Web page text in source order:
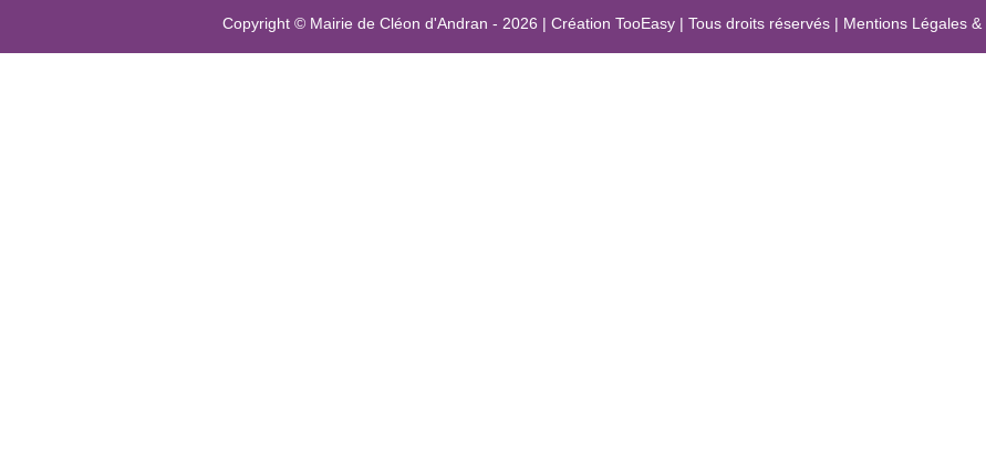
Copyright © Mairie de Cléon d'Andran - 2026 | Création TooEasy | Tous droits réservés| Mentions Légales&